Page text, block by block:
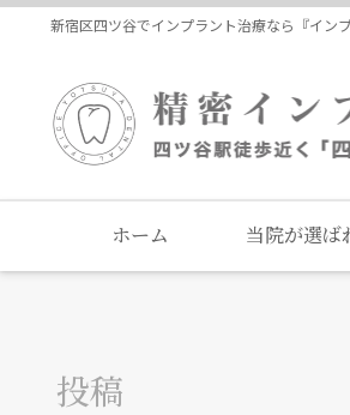
コ
ナ
動
新宿区四ツ谷でインプラント治療なら『イン
ホーム 当院が選ば
投稿